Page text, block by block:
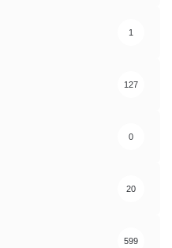
1
127
0
20
599